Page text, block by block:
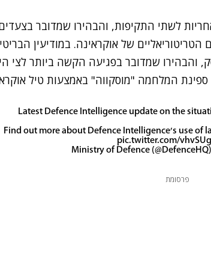
לשתי התקיפות, והבהירו שמדובר
של אוקראינה. במודיעין הבריטי
והבהירו שמדובר בפגיעה הקשה ביותר לצי
המלחמה "מוסקווה" באמצעות טיל
Latest Defence Intelligence update on the
Find out more about Defence Intelligence's use of
pic.twitter.com/
פרסומת